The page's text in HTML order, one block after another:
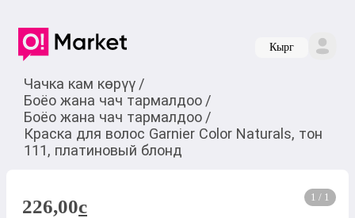
Кырг
Чачка кам көрүү /
Боёо жана чач тармалдоо /
Боёо жана чач тармалдоо /
Краска для волос Garnier Color Naturals, тон
111, платиновый блонд
1 / 1
226,00c